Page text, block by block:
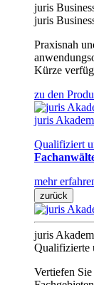
juris
juris
Praxisnah
Kürze
zu den
juris
Qualifiziert
mehr
zurück
juris
Qualifizierte
Vertiefen